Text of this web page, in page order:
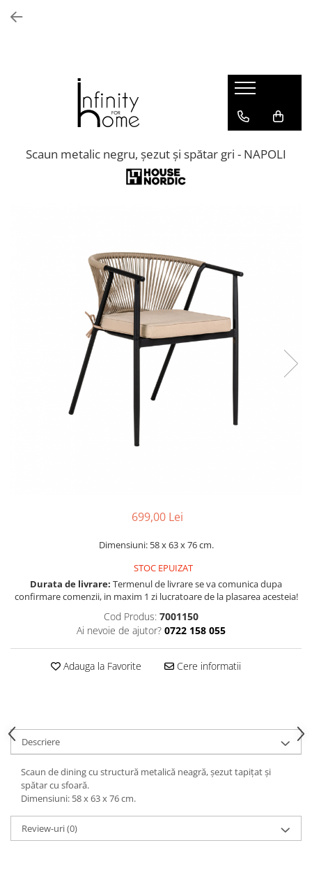
Biblioteci și rafturi
Masute auxiliare
Comode living
Mobila dormitor
Console dormitor
Console extensibile
Oglinzi hol
Suport Umbrele
Decoratiuni interioare
Accesorii decorative
Ghivece si jardiniere
Accesorii pentru servire
Corpuri de iluminat
Home Office
Designers' Choice
Scaun metalic negru, șezut și spătar gri - NAPOLI
699,00 Lei
Dimensiuni: 58 x 63 x 76 cm.
STOC EPUIZAT
Durata de livrare: Termenul de livrare se va comunica dupa
confirmare comenzii, in maxim 1 zi lucratoare de la plasarea acesteia!
Cod Produs: 7001150
Ai nevoie de ajutor? 0722 158 055
Adauga la Favorite Cere informatii
Descriere
Scaun de dining cu structură metalică neagră, șezut tapițat și
spătar cu sfoară.
Dimensiuni: 58 x 63 x 76 cm.
Review-uri(0)